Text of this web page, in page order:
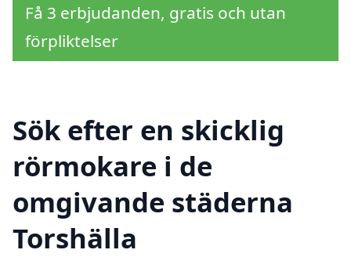
Få 3 erbjudanden, gratis och utan
förpliktelser
Sök efter en skicklig
rörmokare i de
omgivande städerna
Torshälla